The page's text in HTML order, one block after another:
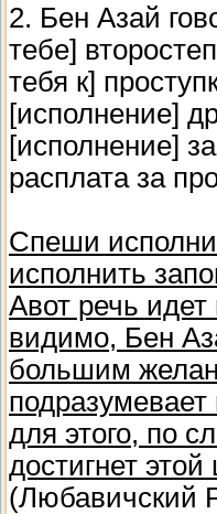
2. Бен Азай
тебе]
тебя к]
[исполнение]
[исполнение]
расплата за
Спеши
исполнить
Авот речь идет
видимо, Бен
большим
для этого, по
достигнет
(Любавичский